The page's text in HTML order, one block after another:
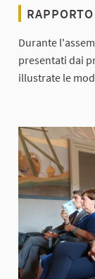
Durante
presentati dai
illustrate le